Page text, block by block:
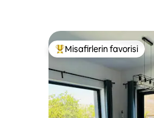
Misafirlerin
Misafirlerin favorisi